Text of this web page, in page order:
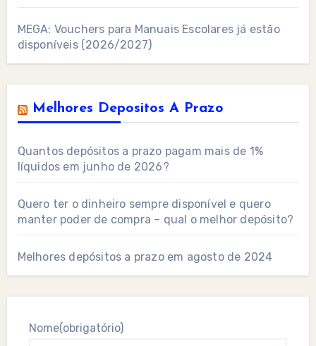
MEGA: Vouchers para Manuais Escolares já estão
disponíveis (2026/2027)
Melhores Depositos A Prazo
Quantos depósitos a prazo pagam mais de 1%
líquidos em junho de 2026?
Quero ter o dinheiro sempre disponível e quero
manter poder de compra – qual o melhor depósito?
Melhores depósitos a prazo em agosto de 2024
Nome(obrigatório)